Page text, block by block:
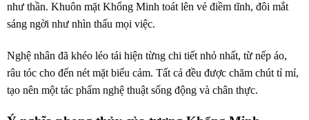
như thần. Khuôn mặt Khổng Minh toát lên vẻ điềm tĩnh, đôi mắt
sáng ngời như nhìn thấu mọi việc.
Nghệ nhân đã khéo léo tái hiện từng chi tiết nhỏ nhất, từ nếp áo,
râu tóc cho đến nét mặt biểu cảm. Tất cả đều được chăm chút tỉ mỉ,
tạo nên một tác phẩm nghệ thuật sống động và chân thực.